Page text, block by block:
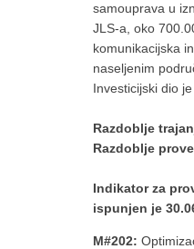
samouprava u
JLS-a, oko
komunikacijska
naseljenim
Investicijski dio
Razdoblje
Razdoblje
Indikator za
ispunjen je
M#202: